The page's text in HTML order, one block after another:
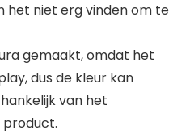
het niet erg vinden om te
gemaakt, omdat het
dus de kleur kan
van het